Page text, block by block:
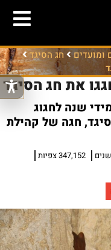
ומועדים
חג הסיגד
את חג הסיגד
שנה לחגוג
חגה של קהילת
347,152 צפיות